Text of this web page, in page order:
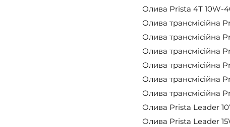
Олива Prista 4Т 10W-
Олива трансмісійна
Олива трансмісійна
Олива трансмісійна
Олива трансмісійна
Олива трансмісійна
Олива трансмісійна
Олива Prista Leader
Олива Prista Leader